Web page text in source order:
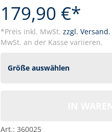
179,90 €*
*Preis inkl. MwSt. zzgl. Versand.
MwSt. an der Kasse variieren.
Art.: 360025